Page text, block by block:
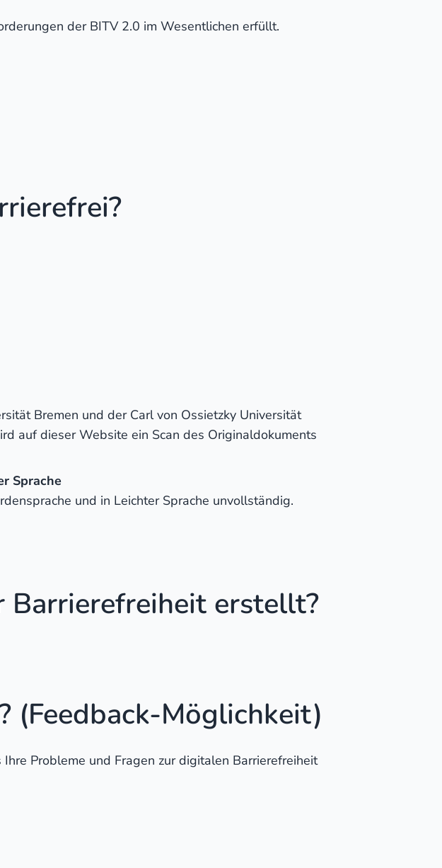
der BITV 2.0 im Wesentlichen erfüllt.
Bremen und der Carl von Ossietzky Universität
auf dieser Website ein Scan des Originaldokuments
Sprache
und in Leichter Sprache unvollständig.
erstellt?
(Feedback-Möglichkeit)
Probleme und Fragen zur digitalen Barrierefreiheit